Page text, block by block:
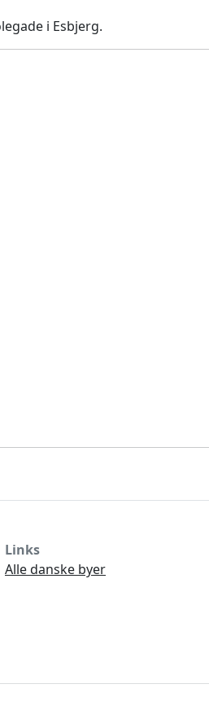
i Esbjerg.
Links
Alle danske byer